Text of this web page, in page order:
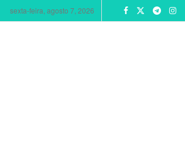
sexta-feira, agosto 7, 2026